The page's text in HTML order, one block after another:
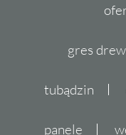
gres
tubądzin
panele